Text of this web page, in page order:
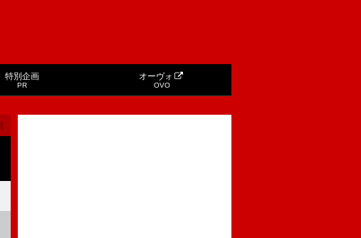
特別企画
PR
オーヴォ
OVO